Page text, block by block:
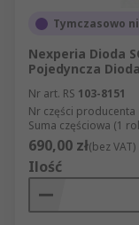
Tymczasowo
Nexperia Dioda
Pojedyncza
Nr art. RS 103-8151
Nr części producenta
Suma częściowa (1
690,00 zł(bez VAT)
Ilość